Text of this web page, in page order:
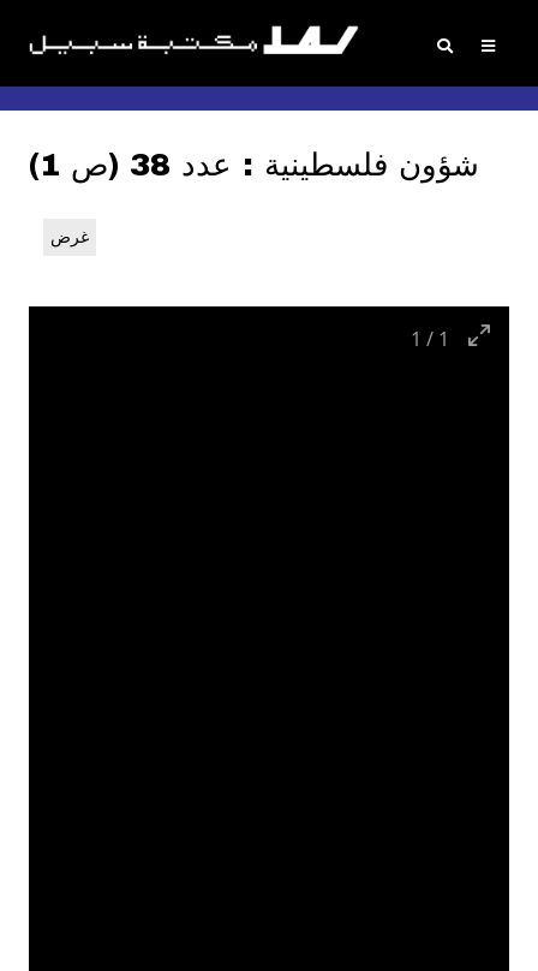
شؤون فلسطينية : عدد 38 (ص 1)
غرض
1 / 1